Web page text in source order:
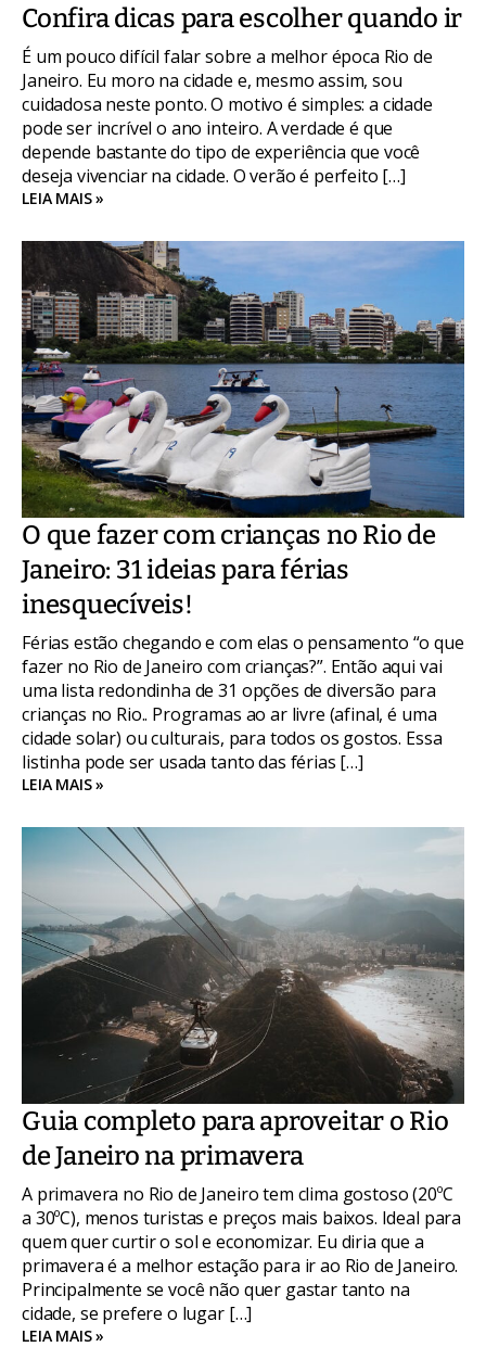
Confira dicas para escolher quando ir
É um pouco difícil falar sobre a melhor época Rio de
Janeiro. Eu moro na cidade e, mesmo assim, sou
cuidadosa neste ponto. O motivo é simples: a cidade
pode ser incrível o ano inteiro. A verdade é que
depende bastante do tipo de experiência que você
deseja vivenciar na cidade. O verão é perfeito […]
LEIA MAIS »
O que fazer com crianças no Rio de
Janeiro: 31 ideias para férias
inesquecíveis!
Férias estão chegando e com elas o pensamento “o que
fazer no Rio de Janeiro com crianças?”. Então aqui vai
uma lista redondinha de 31 opções de diversão para
crianças no Rio.. Programas ao ar livre (afinal, é uma
cidade solar) ou culturais, para todos os gostos. Essa
listinha pode ser usada tanto das férias […]
LEIA MAIS »
Guia completo para aproveitar o Rio
de Janeiro na primavera
A primavera no Rio de Janeiro tem clima gostoso (20ºC
a 30ºC), menos turistas e preços mais baixos. Ideal para
quem quer curtir o sol e economizar. Eu diria que a
primavera é a melhor estação para ir ao Rio de Janeiro.
Principalmente se você não quer gastar tanto na
cidade, se prefere o lugar […]
LEIA MAIS »